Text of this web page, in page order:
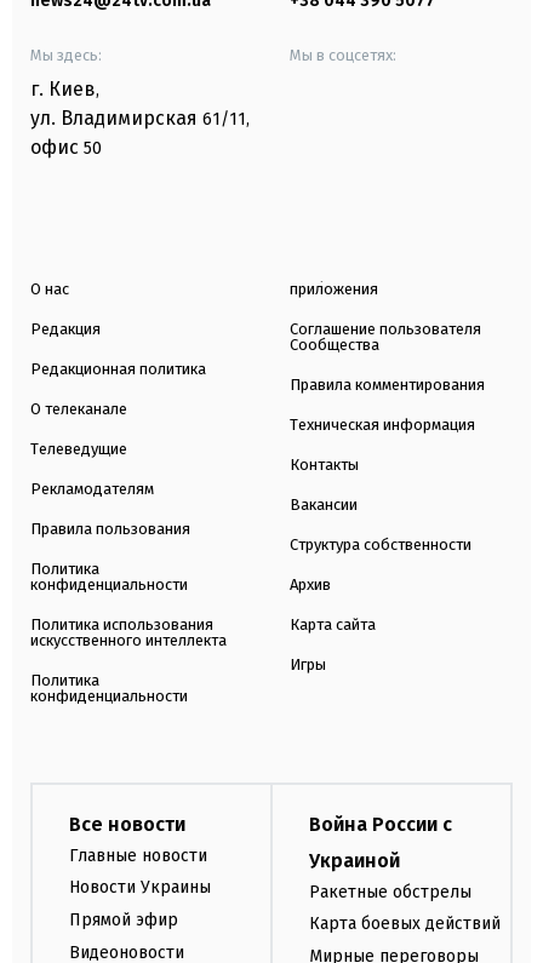
Мы здесь:
г. Киев,
ул. Владимирская 61/11,
офис 50
Мы в соцсетях:
О нас
Редакция
Редакционная политика
О телеканале
Телеведущие
Рекламодателям
Правила пользования
Политика
конфиденциальности
Политика использования
искусственного интеллекта
Политика
конфиденциальности
приложения
Соглашение пользователя
Сообщества
Правила комментирования
Техническая информация
Контакты
Вакансии
Структура собственности
Архив
Карта сайта
Игры
Все новости
Главные новости
Новости Украины
Прямой эфир
Видеоновости
Война России с
Украиной
Ракетные обстрелы
Карта боевых действий
Мирные переговоры